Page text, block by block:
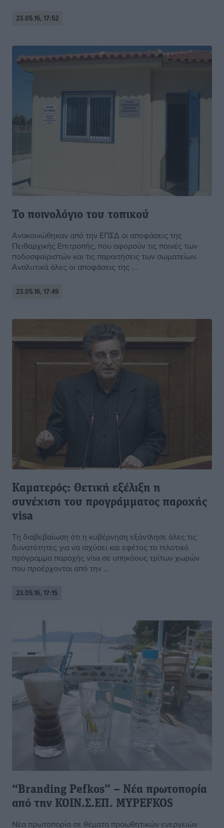
23.05.16, 17:52
Το ποινολόγιο του τοπικού
Ανακοινώθηκαν από την ΕΠΣΔ οι αποφάσεις της
Πειθαρχικής Επιτροπής, που αφορούν τις ποινές των
ποδοσφαιριστών και τις παραιτήσεις των σωματείων.
Αναλυτικά όλες οι αποφάσεις της ...
23.05.16, 17:49
Καματερός: Θετική εξέλιξη η
συνέχιση του προγράμματος παροχής
visa
Τη διαβεβαίωση ότι η κυβέρνηση εξάντλησε όλες τις
δυνατότητες για να ισχύσει και εφέτος το πιλοτικό
πρόγραμμα παροχής visa σε υπηκόους τρίτων χωρών
που προέρχονται από την ...
23.05.16, 17:15
“Branding Pefkos” – Νέα πρωτοπορία
από την ΚΟΙΝ.Σ.ΕΠ. MYPEFKOS
Nέα πρωτοπορία σε θέματα προωθητικών ενεργειών